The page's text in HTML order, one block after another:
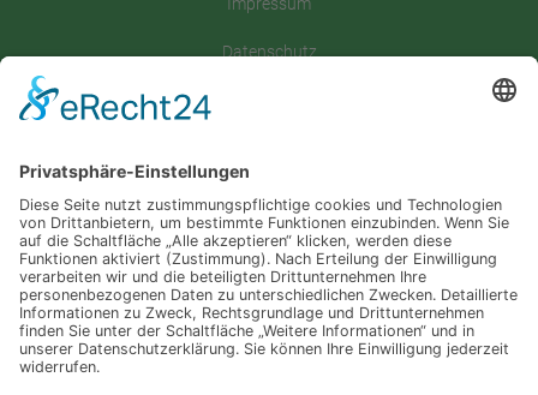
Impressum
Datenschutz
Sitemap
Spenden